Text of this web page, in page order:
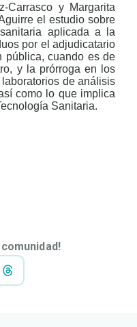
Carrasco y Margarita
el estudio sobre
aplicada a la
por el adjudicatario
pública, cuando es de
y la prórroga en los
de análisis
como lo que implica
Sanitaria.